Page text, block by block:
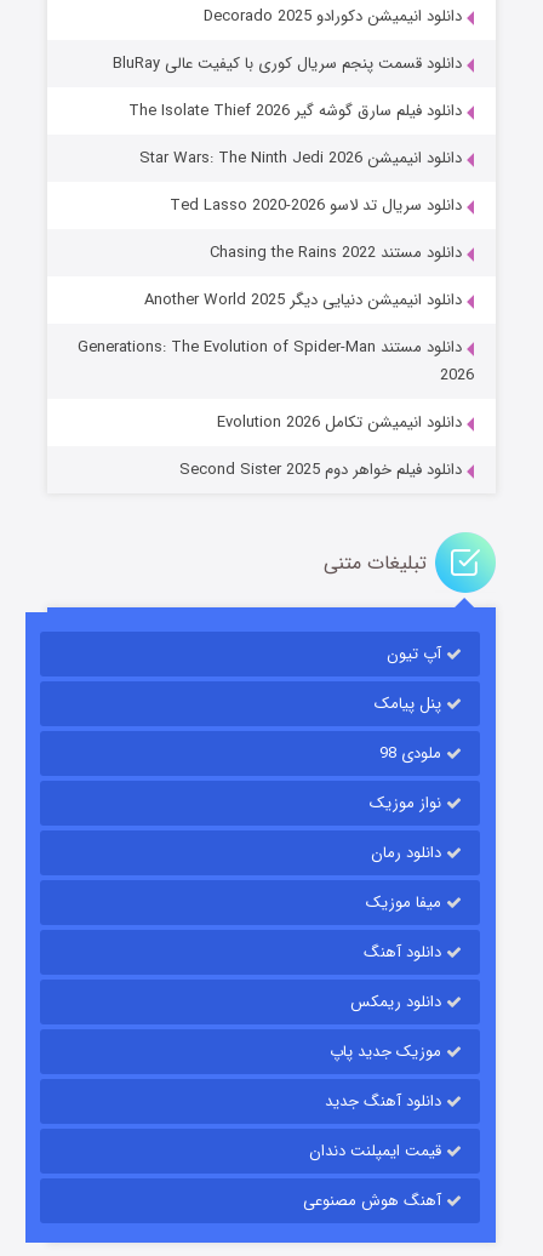
خاندان اژدها فصل ۳
جادوگری در مغولستان
قسمت۱۴ (زیرنویس) منتشر شد
باب اسفنجی فصل ۱۷
قسمت۶ (زیرنویس) منتشر شد
قسمت۱۵ (دوبله) منتشر شد
دانلود انیمیشن دکورادو Decorado 2025
دانلود قسمت پنجم سریال کوری با کیفیت عالی BluRay
دانلود فیلم سارق گوشه گیر The Isolate Thief 2026
دانلود انیمیشن Star Wars: The Ninth Jedi 2026
دانلود سریال تد لاسو Ted Lasso 2020-2026
دانلود مستند Chasing the Rains 2022
دانلود انیمیشن دنیایی دیگر Another World 2025
دانلود مستند Generations: The Evolution of Spider-Man
2026
دانلود انیمیشن تکامل Evolution 2026
دانلود فیلم خواهر دوم Second Sister 2025
تبلیغات متنی
آپ تیون
پنل پیامک
ملودی 98
نواز موزیک
دانلود رمان
میفا موزیک
دانلود آهنگ
دانلود ریمکس
موزیک جدید پاپ
دانلود آهنگ جدید
قیمت ایمپلنت دندان
آهنگ هوش مصنوعی